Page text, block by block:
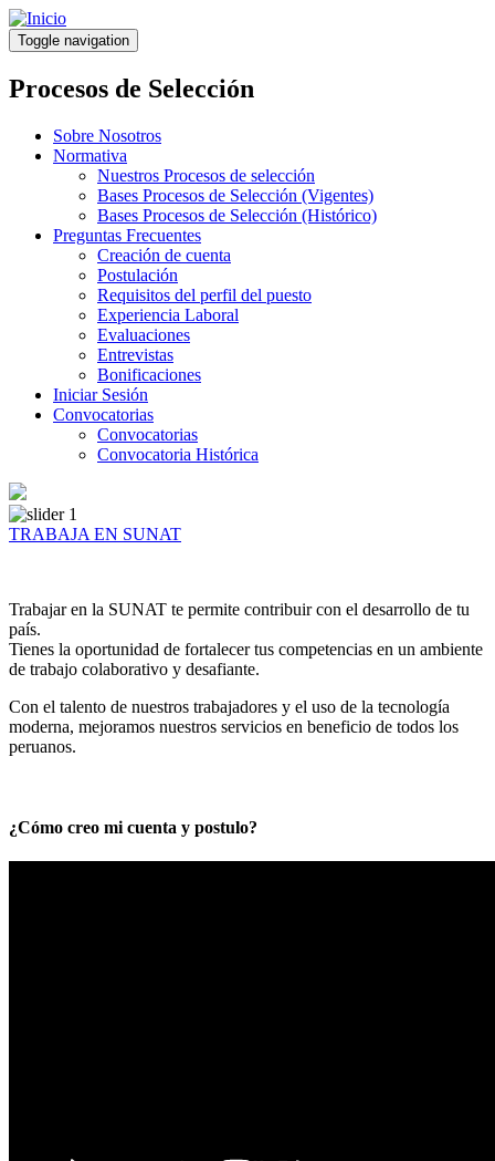
Pasar
al
contenido
principal
Toggle navigation
Procesos de Selección
Sobre Nosotros
Normativa
Nuestros Procesos de selección
Bases Procesos de Selección (Vigentes)
Bases Procesos de Selección (Histórico)
Preguntas Frecuentes
Creación de cuenta
Postulación
Requisitos del perfil del puesto
Experiencia Laboral
Evaluaciones
Entrevistas
Bonificaciones
Iniciar Sesión
Convocatorias
Convocatorias
Convocatoria Histórica
TRABAJA EN SUNAT
Trabajar en la SUNAT te permite contribuir con el desarrollo de tu
país.
Tienes la oportunidad de fortalecer tus competencias en un ambiente
de trabajo colaborativo y desafiante.
Con el talento de nuestros trabajadores y el uso de la tecnología
moderna, mejoramos nuestros servicios en beneficio de todos los
peruanos.
¿Cómo creo mi cuenta y postulo?